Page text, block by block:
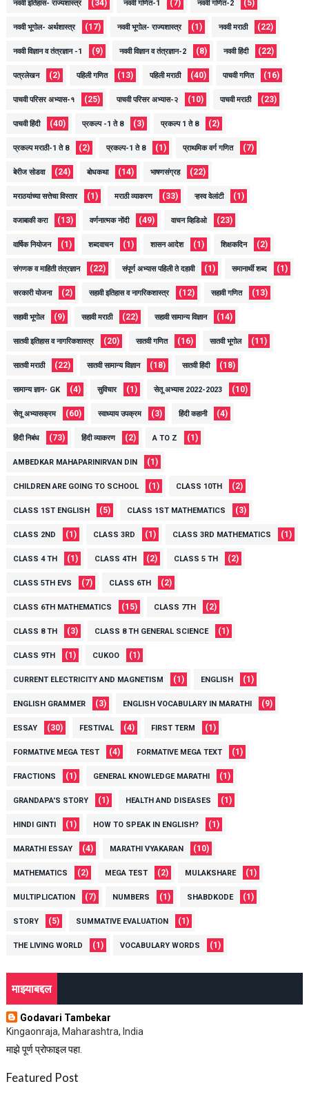
नववी इतिहास- राज्यशास्त्र (34) नववी गणित-1 (7) नववी गणित-2 (5)
नववी भूगोल- अर्थशास्त्र (17) नववी भूगोल- राज्यशास्त्र (1) नववी मराठी (22)
नववी विज्ञान व तंत्रज्ञान -1 (9) नववी विज्ञान व तंत्रज्ञान-2 (8) नववी हिंदी (22)
पत्रलेखन (2) पहिली गणित (13) पहिली मराठी (40) पाचवी गणित (16)
पाचवी परिसर अभ्यास-१ (25) पाचवी परिसर अभ्यास-२ (10) पाचवी मराठी (23)
पाचवी हिंदी (40) प्रकल्प -1 ते 8 (3) प्रकल्प 1 ते 8 (2)
प्रकल्प मराठी-1 ते 8 (2) प्रकल्प-1 ते 8 (1) प्राथमिक वर्ग गणित (7)
बेरीज सोडवा (24) बोधकथा (14) भाषणसंग्रह (22)
मराठयांच्या सत्तेचा विस्तार (1) मराठी व्याकरण (33) ऱ्हस्व वेलांटी (1)
वजाबाकी करा (13) वर्णनात्मक नोंदी (49) वाचन व्हिडिओ (23)
वार्षिक नियोजन (1) शब्दवाचन (1) शासन आदेश (1) शिक्षकदिन (2)
संगणक व माहिती तंत्रज्ञान (22) संपूर्ण अभ्यास पहिली ते दहावी (1) समानार्थी शब्द (1)
सरकारी योजना (2) सहावी इतिहास व नागरिकशास्त्र (12) सहावी गणित (13)
सहावी भूगोल (9) सहावी मराठी (22) सहावी सामान्य विज्ञान (14)
सातवी इतिहास व नागरिकशास्त्र (20) सातवी गणित (16) सातवी भूगोल (11)
सातवी मराठी (22) सातवी सामान्य विज्ञान (18) सातवी हिंदी (18)
सामान्य ज्ञान- GK (4) सुविचार (1) सेतू अभ्यास 2022-2023 (10)
सेतू अभ्यासक्रम (60) स्वाध्याय उपक्रम (3) हिंदी कहानी (4)
हिंदी निबंध (73) हिंदी व्याकरण (2) A TO Z (1)
AMBEDKAR MAHAPARINIRVAN DIN (1)
CHILDREN ARE GOING TO SCHOOL (1) CLASS 10TH (2)
CLASS 1ST ENGLISH (5) CLASS 1ST MATHEMATICS (3)
CLASS 2ND (1) CLASS 3RD (1) CLASS 3RD MATHEMATICS (1)
CLASS 4 TH (1) CLASS 4TH (2) CLASS 5 TH (2)
CLASS 5TH EVS (7) CLASS 6TH (2)
CLASS 6TH MATHEMATICS (15) CLASS 7TH (2)
CLASS 8 TH (3) CLASS 8 TH GENERAL SCIENCE (1)
CLASS 9TH (1) CUKOO (1)
CURRENT ELECTRICITY AND MAGNETISM (1) ENGLISH (1)
ENGLISH GRAMMER (3) ENGLISH VOCABULARY IN MARATHI (9)
ESSAY (30) FESTIVAL (4) FIRST TERM (1)
FORMATIVE MEGA TEST (4) FORMATIVE MEGA TEXT (1)
FRACTIONS (1) GENERAL KNOWLEDGE MARATHI (1)
GRANDAPA'S STORY (1) HEALTH AND DISEASES (1)
HINDI GINTI (1) HOW TO SPEAK IN ENGLISH? (1)
MARATHI ESSAY (4) MARATHI VYAKARAN (10)
MATHEMATICS (2) MEGA TEST (2) MULAKSHARE (1)
MULTIPLICATION (7) NUMBERS (1) SHABDKODE (1)
STORY (5) SUMMATIVE EVALUATION (1)
THE LIVING WORLD (1) VOCABULARY WORDS (1)
माझ्याबद्दल
Godavari Tambekar
Kingaonraja, Maharashtra, India
माझे पूर्ण प्रोफाइल पहा.
Featured Post